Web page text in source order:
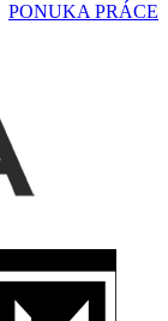
PONUKA PRÁCE